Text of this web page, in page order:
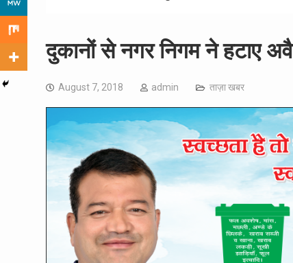
दुकानों से नगर निगम ने हटाए
August 7, 2018 admin ताज़ा खबर